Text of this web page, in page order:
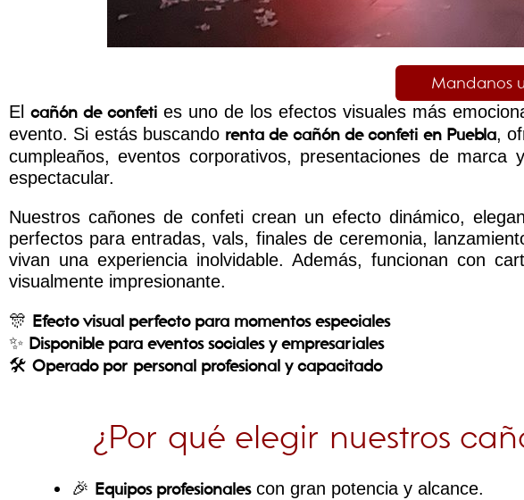
El cañón de confeti es uno de los efectos visuales más
evento. Si estás buscando renta de cañón de confeti en Puebla,
cumpleaños, eventos corporativos, presentaciones de
espectacular.
Nuestros cañones de confeti crean un efecto dinámico,
perfectos para entradas, vals, finales de ceremonia,
vivan una experiencia inolvidable. Además, funcionan con
visualmente impresionante.
🎊 Efecto visual perfecto para momentos especiales
✨ Disponible para eventos sociales y empresariales
🛠️ Operado por personal profesional y capacitado
¿Por qué elegir nuestros
🎉 Equipos profesionalescon gran potencia y alcance.
Mandanos